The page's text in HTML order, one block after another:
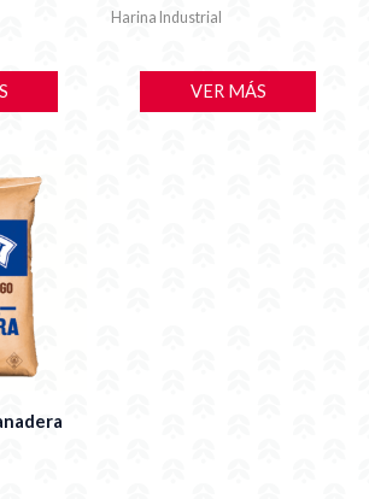
Harina Industrial
VER MÁS